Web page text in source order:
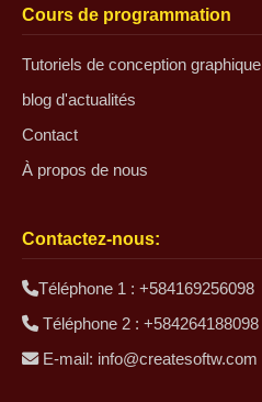
Cours de programmation
Tutoriels de conception graphique
blog d'actualités
Contact
À propos de nous
Contactez-nous:
Téléphone 1 : +584169256098
Téléphone 2 : +584264188098
E-mail: info@createsoftw.com